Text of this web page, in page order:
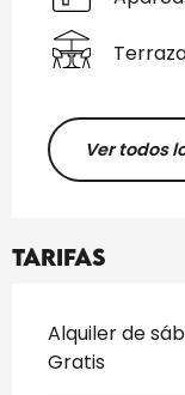
Ver todos
Tarifas
Tarifas
Alquiler de
Gratis